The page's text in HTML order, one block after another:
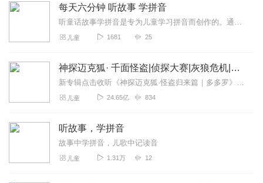
每天六分钟 听故事 学拼音
听童话故事学拼音是专为儿童学习拼音而创作的。通过生动的童话故事与有趣的拼音学习相结合，旨在为儿童提供一个轻松愉悦的学习环境。让他们在故事中学习，快乐中成长。
儿童 1681 25
神探迈克狐· 千面怪盗|侦探大赛|灰狼危机|多多罗
新专辑点击收听《神探迈克狐·怪盗归来篇｜多多罗》！！！>>>点击进入主播橱窗购买《神探迈克狐》系列图书吧!<<<多多罗故事【点击前往】收听多多罗其他好玩有趣的故...
儿童 24.65亿 834
听故事，学拼音
故事中学拼音，儿歌中记读音
儿童 1.31万 12